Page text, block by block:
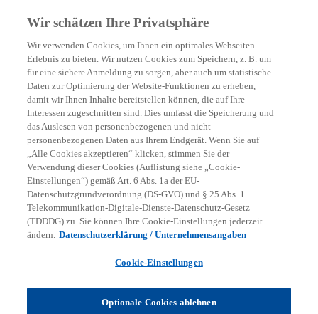
menu search
Digitaler Zwilling: Warum
die Zukunft der Industrie
virtuell ist
05-08-2024
Share
w
i
r
n
w
i
r
n
e
n
r
w
i
r
n
e
n
r
KPMG Themen
KI & Digitale Transformation
Digitaler Zwilling: Warum die Zukunft der Industrie virtuell ist
Wir schätzen Ihre Privatsphäre
Wir verwenden Cookies, um Ihnen ein optimales Webseiten-
Erlebnis zu bieten. Wir nutzen Cookies zum Speichern, z. B. um
für eine sichere Anmeldung zu sorgen, aber auch um statistische
Daten zur Optimierung der Website-Funktionen zu erheben,
damit wir Ihnen Inhalte bereitstellen können, die auf Ihre
Interessen zugeschnitten sind. Dies umfasst die Speicherung und
das Auslesen von personenbezogenen und nicht-
personenbezogenen Daten aus Ihrem Endgerät. Wenn Sie auf
„Alle Cookies akzeptieren“ klicken, stimmen Sie der
Verwendung dieser Cookies (Auflistung siehe „Cookie-
Einstellungen“) gemäß Art. 6 Abs. 1a der EU-
Datenschutzgrundverordnung (DS-GVO) und § 25 Abs. 1
Telekommunikation-Digitale-Dienste-Datenschutz-Gesetz
(TDDDG) zu. Sie können Ihre Cookie-Einstellungen jederzeit
ändern. Datenschutzerklärung / Unternehmensangaben
Cookie-Einstellungen
Optionale Cookies ablehnen